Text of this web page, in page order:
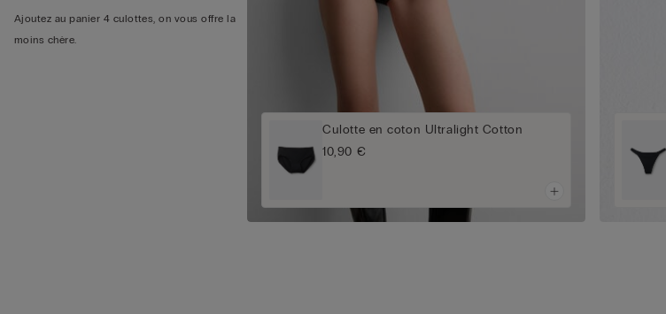
Ajoutez au panier 4 culottes, on vous offre la
moins chère.
Culotte en coton Ultralight Cotton
10,90 €